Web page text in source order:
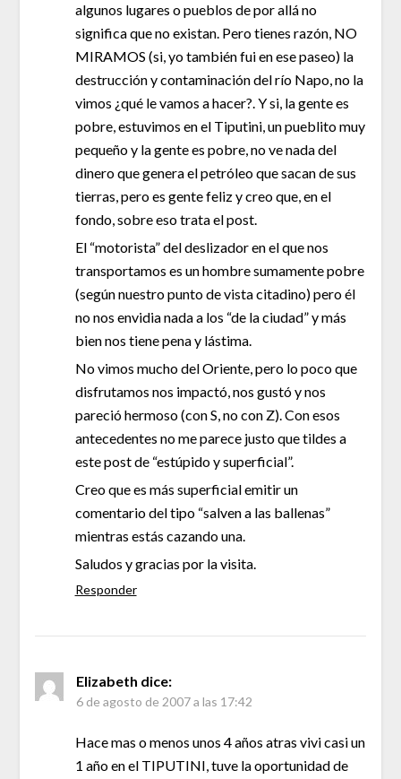
algunos lugares o pueblos de por allá no
significa que no existan. Pero tienes razón, NO
MIRAMOS (si, yo también fui en ese paseo) la
destrucción y contaminación del río Napo, no la
vimos ¿qué le vamos a hacer?. Y si, la gente es
pobre, estuvimos en el Tiputini, un pueblito muy
pequeño y la gente es pobre, no ve nada del
dinero que genera el petróleo que sacan de sus
tierras, pero es gente feliz y creo que, en el
fondo, sobre eso trata el post.
El “motorista” del deslizador en el que nos
transportamos es un hombre sumamente pobre
(según nuestro punto de vista citadino) pero él
no nos envidia nada a los “de la ciudad” y más
bien nos tiene pena y lástima.
No vimos mucho del Oriente, pero lo poco que
disfrutamos nos impactó, nos gustó y nos
pareció hermoso (con S, no con Z). Con esos
antecedentes no me parece justo que tildes a
este post de “estúpido y superficial”.
Creo que es más superficial emitir un
comentario del tipo “salven a las ballenas”
mientras estás cazando una.
Saludos y gracias por la visita.
Responder
Elizabeth dice:
6 de agosto de 2007 a las 17:42
Hace mas o menos unos 4 años atras vivi casi un
1 año en el TIPUTINI, tuve la oportunidad de